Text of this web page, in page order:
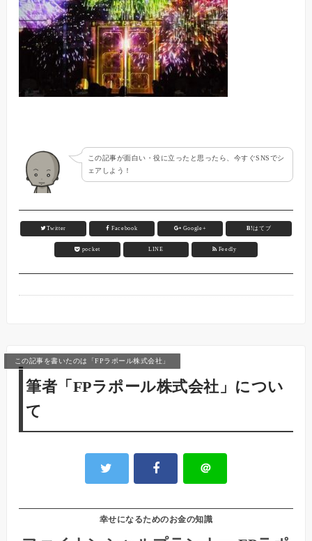
この記事が面白い・役に立ったと思ったら、今すぐSNSでシ
ェアしよう！
Twitter Facebook Google+ B!はてブ
pocket LINE Feedly
この記事を書いたのは「FPラポール株式会社」
筆者「FPラポール株式会社」につい
て
＠
幸せになるためのお金の知識